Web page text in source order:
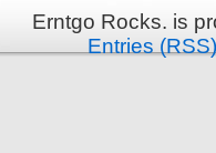
Erntgo Rocks. is
Entries (RSS)